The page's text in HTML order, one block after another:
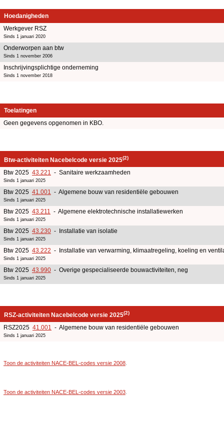
Hoedanigheden
Werkgever RSZ
Sinds 1 januari 2020
Onderworpen aan btw
Sinds 1 november 2006
Inschrijvingsplichtige onderneming
Sinds 1 november 2018
Toelatingen
Geen gegevens opgenomen in KBO.
Btw-activiteiten Nacebelcode versie 2025(2)
Btw 2025 43.221 - Sanitaire werkzaamheden
Sinds 1 januari 2025
Btw 2025 41.001 - Algemene bouw van residentiële gebouwen
Sinds 1 januari 2025
Btw 2025 43.211 - Algemene elektrotechnische installatiewerken
Sinds 1 januari 2025
Btw 2025 43.230 - Installatie van isolatie
Sinds 1 januari 2025
Btw 2025 43.222 - Installatie van verwarming, klimaatregeling, koeling en
Sinds 1 januari 2025
Btw 2025 43.990 - Overige gespecialiseerde bouwactiviteiten, neg
Sinds 1 januari 2025
RSZ-activiteiten Nacebelcode versie 2025(2)
RSZ2025 41.001 - Algemene bouw van residentiële gebouwen
Sinds 1 januari 2025
Toon de activiteiten NACE-BEL-codes versie 2008
Toon de activiteiten NACE-BEL-codes versie 2003